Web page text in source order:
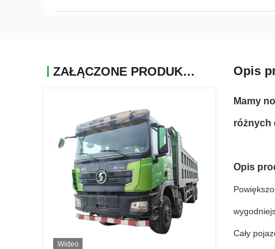
ZAŁĄCZONE PRODUKTY
Wideo
Opis
Mamy
różnych
Opis
Cały